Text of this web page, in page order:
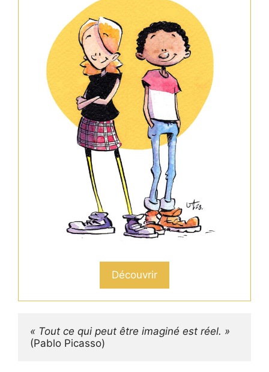
Découvrir
« Tout ce qui peut être imaginé est réel. »
(Pablo Picasso)